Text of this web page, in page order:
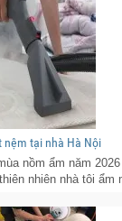
nệm tại nhà Hà Nội
nồm ẩm năm
nhiên nhà tôi ẩm